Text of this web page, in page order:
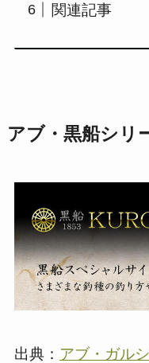
関連記事
アブ・黒船シリ
出典： アブ・ガル